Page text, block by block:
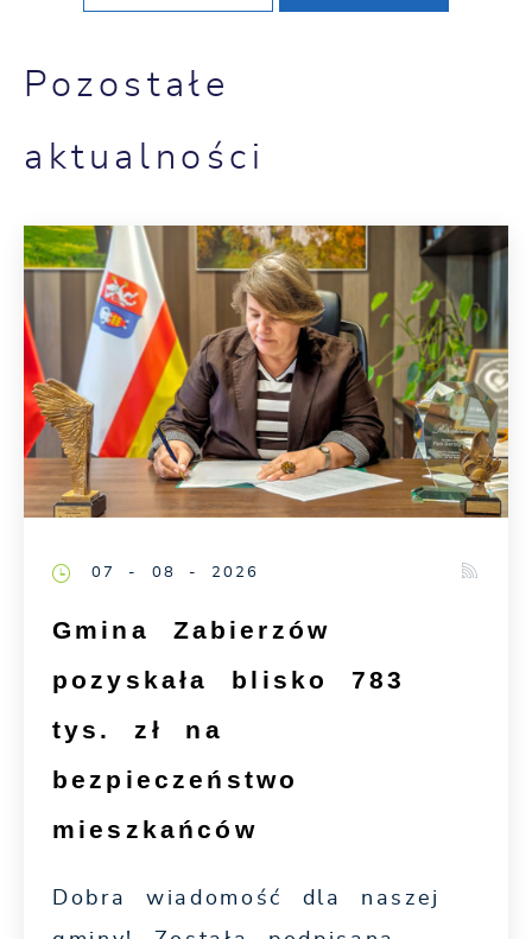
Pozostałe
aktualności
07 - 08 - 2026
Gmina Zabierzów
pozyskała blisko 783
tys. zł na
bezpieczeństwo
mieszkańców
Dobra wiadomość dla naszej